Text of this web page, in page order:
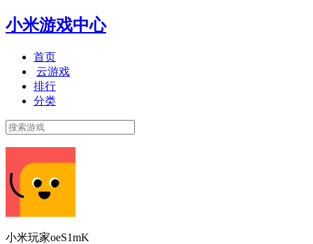
小米游戏中心
首页
云游戏
排行
分类
小米玩家oeS1mK